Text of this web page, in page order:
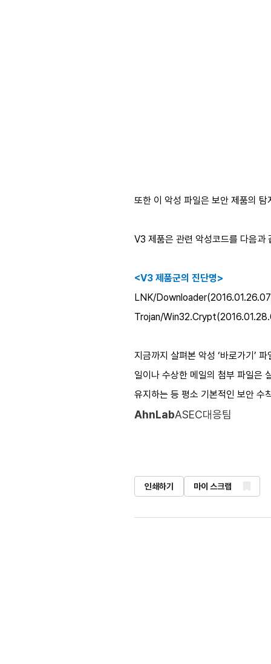
또한 이 악성 파일은 보안 제품의
V3 제품은 관련 악성코드를 다음
<V3 제품군의 진단명>
LNK/
Trojan/
지금까지 살펴본 악성 ‘바로가기’
일이나 수상한 메일의 첨부 파일은
유지하는 등 평소 기본적인 보안
AhnLabASEC대응팀
인쇄하기 마이 스크랩